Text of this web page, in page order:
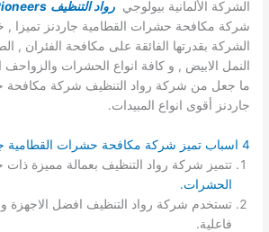
الشركة الألمانية بيولوجيرواد التنظيف
شركة مكافحة حشرات القطامية جاردنز تميزا ,
الشركة بقدرتها الفائقة على مكافحة الفئران ,
النمل الابيض , و كافة انواع الحشرات والزواحف
ما جعل من شركة رواد التنظيف شركة مكافحة
جاردنز أقوى انواع المبيدات.
4 اسباب تميز شركة مكافحة حشرات القطامية جاردنز رواد التنظيف:
تتميز شركة رواد التنظيف بعمالة مميزة ذات
الحشرات.
تستخدم شركة رواد التنظيف افضل الاجهزة و
فاعلية.